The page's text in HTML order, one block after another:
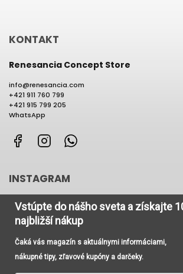
Používame cookies, aby sme Vám
prehliadanie webu a vďaka analýze
KONTAKT
Renesancia Concept Store
info@renesancia.com
+421 911 760 799
+421 915 799 205
WhatsApp
FacebookInstagram
INSTAGRAM
Vstúpte do nášho sveta a získajte
najbližší nákup
Čaká vás magazín s aktuálnymi informáciami,
nákupné tipy, zľavové kupóny a darčeky.